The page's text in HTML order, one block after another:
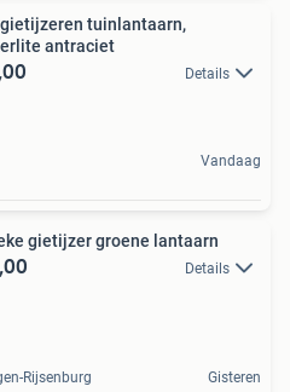
tuinlantaarn,
antraciet
Details
Vandaag
gietijzer groene lantaarn
Details
Rijsenburg Gisteren